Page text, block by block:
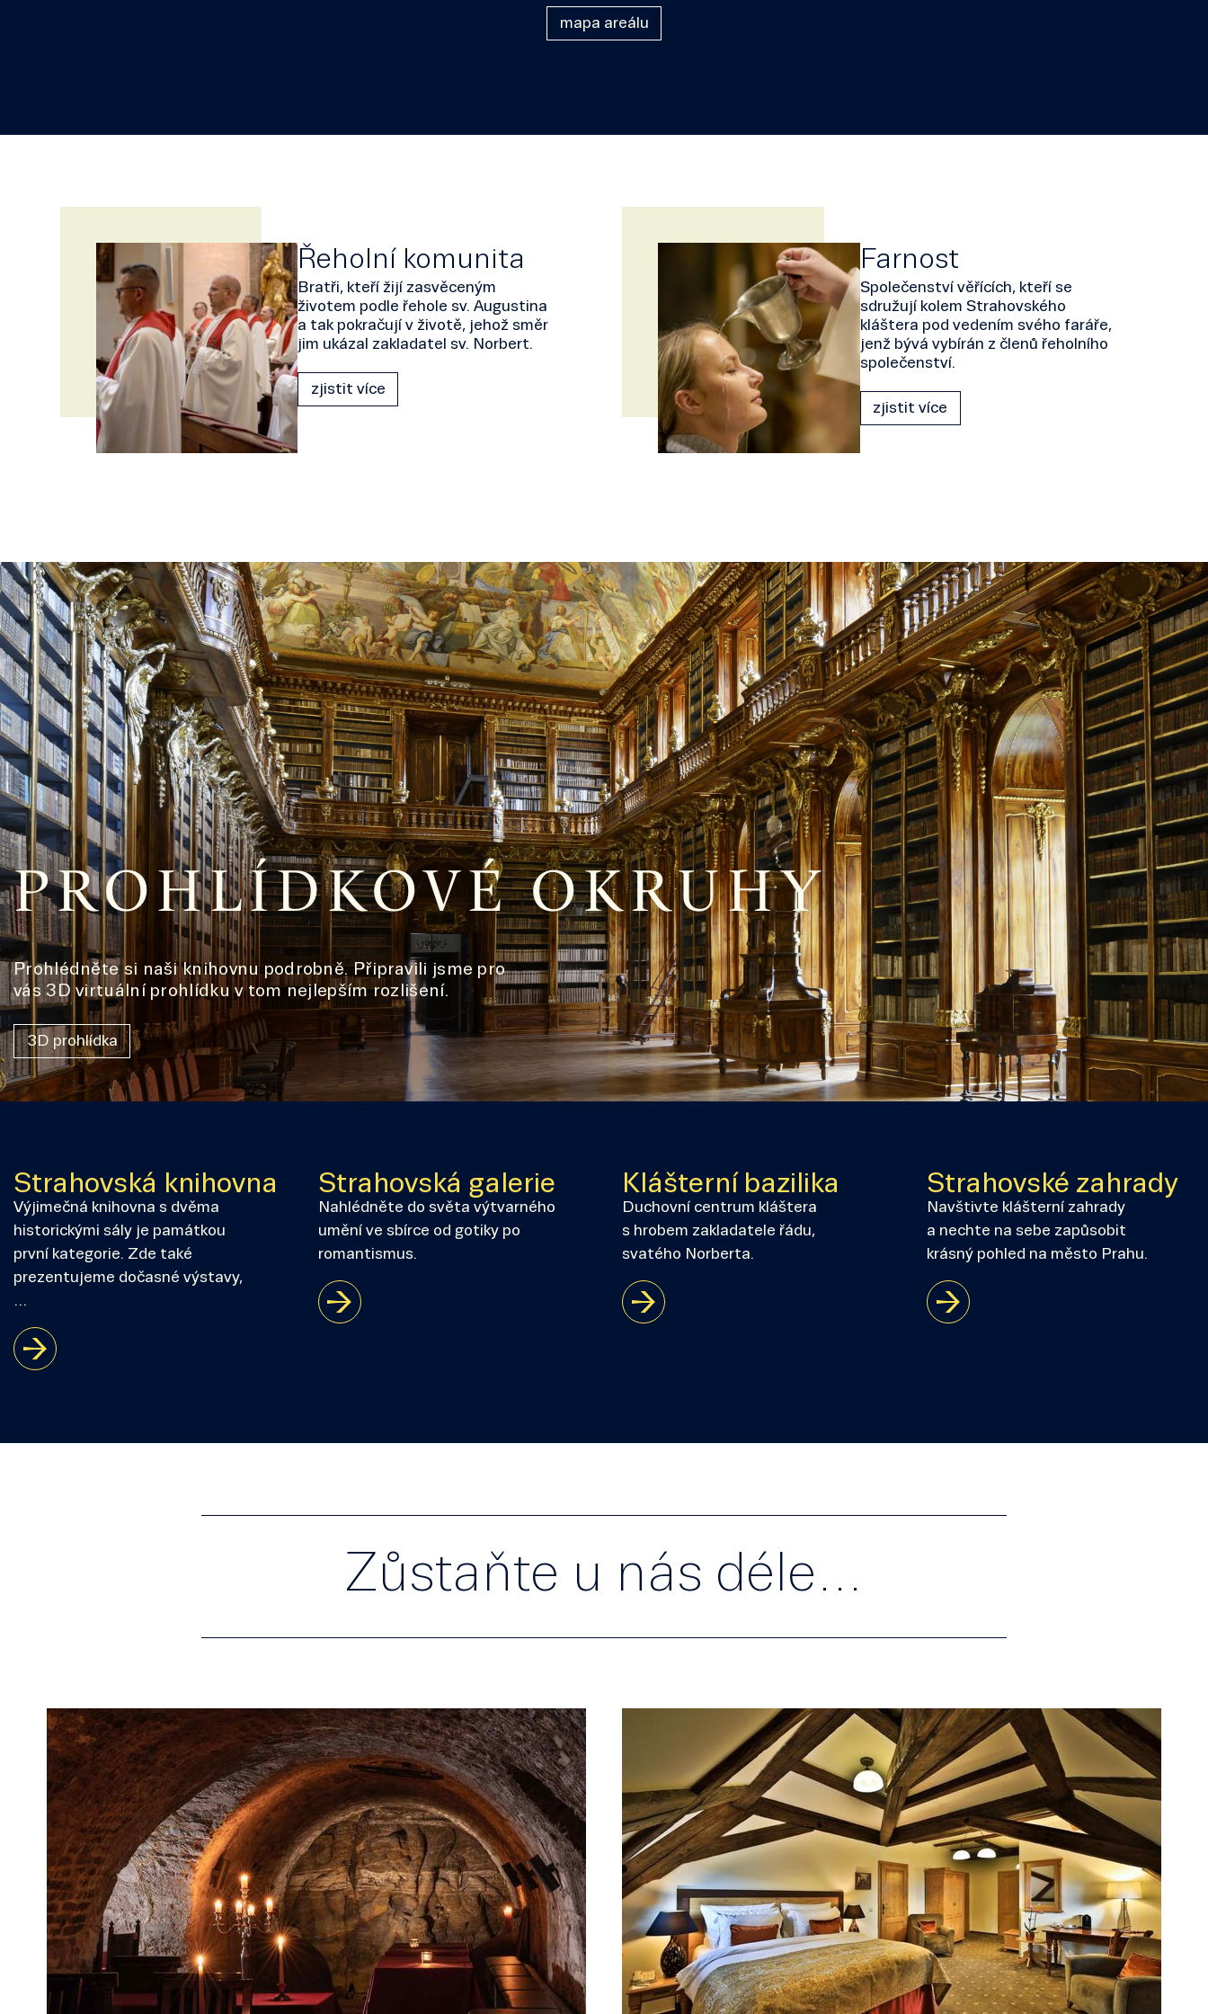
mapa areálu
Řeholní komunita
Bratři, kteří žijí zasvěceným
životem podle řehole sv. Augustina
a tak pokračují v životě, jehož směr
jim ukázal zakladatel sv. Norbert.
zjistit více
Farnost
Společenství věřících, kteří se
sdružují kolem Strahovského
kláštera pod vedením svého faráře,
jenž bývá vybírán z členů řeholního
společenství.
zjistit více
PROHLÍDKOVÉ OKRUHY
Prohlédněte si naši knihovnu podrobně. Připravili jsme pro
vás 3D virtuální prohlídku v tom nejlepším rozlišení.
3D prohlídka
Strahovská knihovna
Výjimečná knihovna s dvěma
historickými sály je památkou
první kategorie. Zde také
prezentujeme dočasné výstavy,
…
Strahovská galerie
Nahlédněte do světa výtvarného
umění ve sbírce od gotiky po
romantismus.
Klášterní bazilika
Duchovní centrum kláštera
s hrobem zakladatele řádu,
svatého Norberta.
Strahovské zahrady
Navštivte klášterní zahrady
a nechte na sebe zapůsobit
krásný pohled na město Prahu.
Zůstaňte u nás déle…